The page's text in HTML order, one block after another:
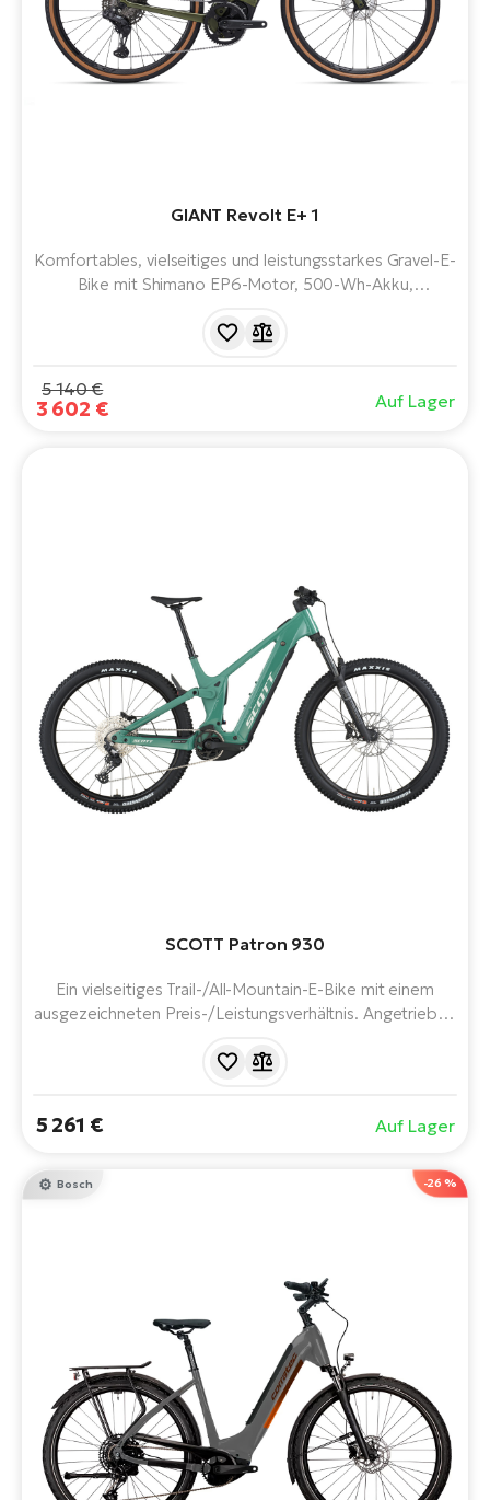
GIANT Revolt E+ 1
Komfortables, vielseitiges und leistungsstarkes Gravel-E-
Bike mit Shimano EP6-Motor, 500-Wh-Akku,
einen zusätzlichen EnergyPak Plus-Akku für noch mehr
5 140 €
3 602 € Auf Lager
SCOTT Patron 930
Ein vielseitiges Trail-/All-Mountain-E-Bike mit einem
ausgezeichneten Preis-/Leistungsverhältnis. Angetrieben
Gang-Schaltung. Durchdachte Konstruktion und Design.
5 261 € Auf Lager
-26 %
Bosch